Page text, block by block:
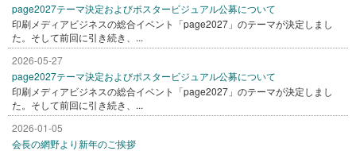
page2027テーマ決定およびポスタービジュアル公募について
印刷メディアビジネスの総合イベント「page2027」のテーマが決定しまし
た。そして前回に引き続き、...
2026-05-27
page2027テーマ決定およびポスタービジュアル公募について
印刷メディアビジネスの総合イベント「page2027」のテーマが決定しまし
た。そして前回に引き続き、...
2026-01-05
会長の網野より新年のご挨拶